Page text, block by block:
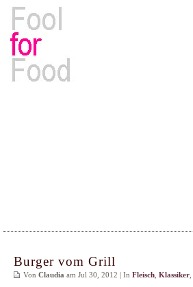
Burger vom Grill
Von Claudia am Jul 30, 2012 | In Fleisch Klassiker